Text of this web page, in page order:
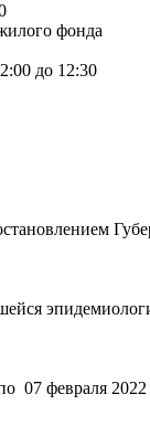
фонда
до 12:30
07 февраля 2022